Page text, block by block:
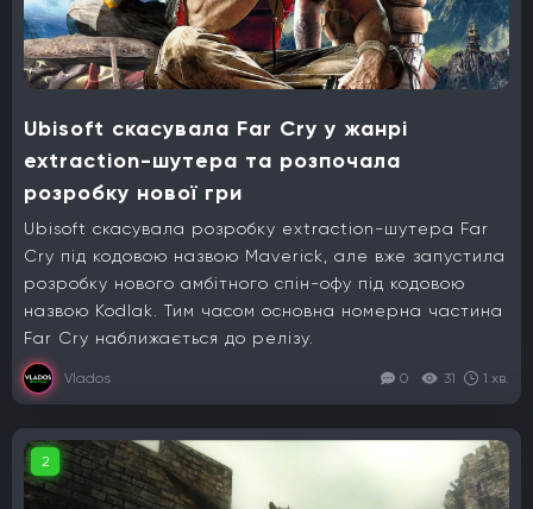
Ubisoft скасувала Far Cry у жанрі
extraction-шутера та розпочала
розробку нової гри
Ubisoft скасувала розробку extraction-шутера Far
Cry під кодовою назвою Maverick, але вже запустила
розробку нового амбітного спін-офу під кодовою
назвою Kodlak. Тим часом основна номерна частина
Far Cry наближається до релізу.
Vlados 0 31 1 хв.
2